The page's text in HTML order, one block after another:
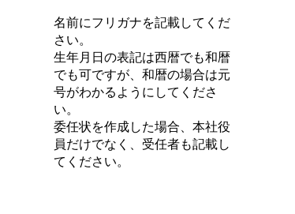
名前にフリガナを記載してくだ
さい。
生年月日の表記は西暦でも和暦
でも可ですが、和暦の場合は元
号がわかるようにしてくださ
い。
委任状を作成した場合、本社役
員だけでなく、受任者も記載し
てください。